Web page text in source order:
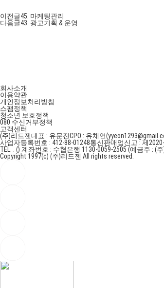
이전글45. 마케팅관리
다음글43. 광고기획 & 운영
회사소개
이용약관
개인정보처리방침
스팸정책
청소년 보호정책
080 수신거부정책
고객센터
(주)리드젠대표 : 유문진CPO : 유채연
사업자등록번호 : 412-88-01248통신판매업신고 : 제
TEL. . () 계좌번호 : 수협은행 1130-0059-2505 (예금주 : (
Copyright 1997(c) (주)리드젠 All rights reserved.